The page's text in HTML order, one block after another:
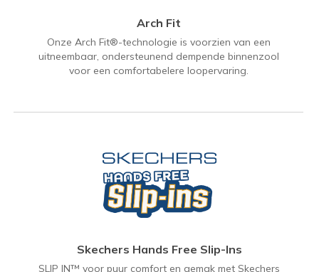
Arch Fit
Onze Arch Fit®-technologie is voorzien van een
uitneembaar, ondersteunend dempende binnenzool
voor een comfortabelere loopervaring.
Skechers Hands Free Slip-Ins
SLIP IN™ voor puur comfort en gemak met Skechers